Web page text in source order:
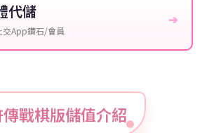
代儲
交App鑽石/會員
➔
戰棋版儲值介紹